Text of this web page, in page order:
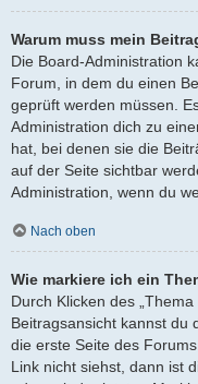
Warum muss mein
Die Board-Administration
Forum, in dem du einen
geprüft werden müssen.
Administration dich zu
hat, bei denen sie die
auf der Seite sichtbar
Administration, wenn du
Nach oben
Wie markiere ich ein
Durch Klicken des
Beitragsansicht kannst du
die erste Seite des
Link nicht siehst, dann ist